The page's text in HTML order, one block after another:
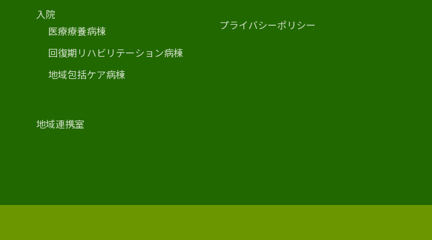
入院
医療療養病棟
回復期リハビリテーション病棟
地域包括ケア病棟
地域連携室
プライバシーポリシー